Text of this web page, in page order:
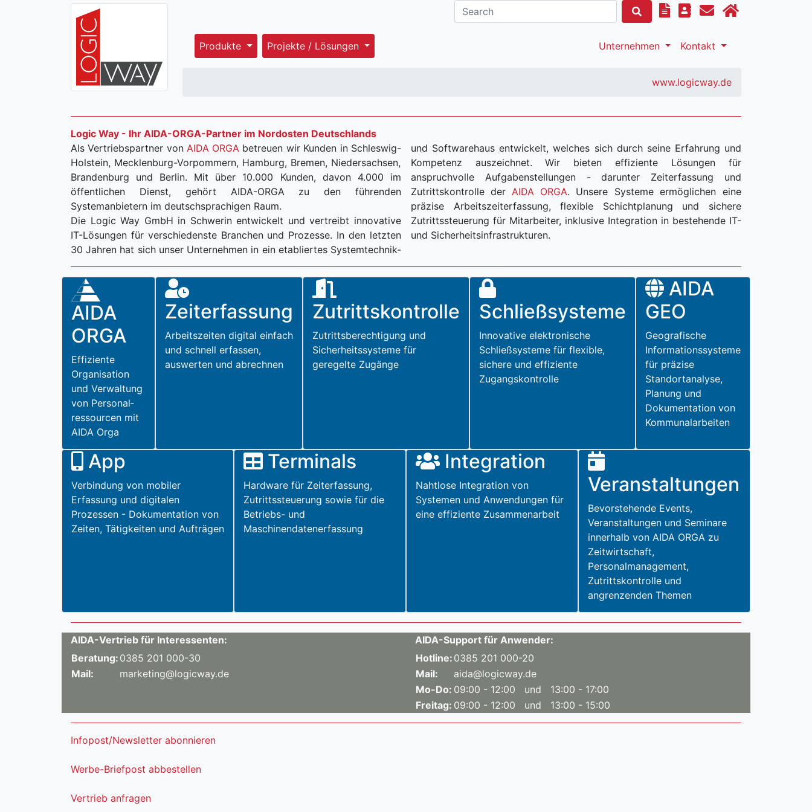
Produkte Projekte / Lösungen Unternehmen Kontakt
www.logicway.de
Logic Way - Ihr AIDA-ORGA-Partner im Nordosten Deutschlands
Als Vertriebspartner von AIDA ORGA betreuen wir Kunden in Schleswig-
Holstein, Mecklenburg-Vorpommern, Hamburg, Bremen, Niedersachsen,
Brandenburg und Berlin. Mit über 10.000 Kunden, davon 4.000 im
öffentlichen Dienst, gehört AIDA-ORGA zu den führenden
Systemanbietern im deutschsprachigen Raum.
Die Logic Way GmbH in Schwerin entwickelt und vertreibt innovative
IT-Lösungen für verschiedenste Branchen und Prozesse. In den letzten
30 Jahren hat sich unser Unternehmen in ein etabliertes Systemtechnik-
und Softwarehaus entwickelt, welches sich durch seine Erfahrung und
Kompetenz auszeichnet. Wir bieten effiziente Lösungen für
anspruchvolle Aufgabenstellungen - darunter Zeiterfassung und
Zutrittskontrolle der AIDA ORGA. Unsere Systeme ermöglichen eine
präzise Arbeitszeiterfassung, flexible Schichtplanung und sichere
Zutrittssteuerung für Mitarbeiter, inklusive Integration in bestehende IT-
und Sicherheitsinfrastrukturen.
AIDA
ORGA
Effiziente
Organisation
und Verwaltung
von Personal­
ressourcen mit
AIDA Orga
Zeiterfassung
Arbeitszeiten digital einfach
und schnell erfassen,
auswerten und abrechnen
Zutrittskontrolle
Zutrittsberechtigung und
Sicherheitssysteme für
geregelte Zugänge
Schließsysteme
Innovative elektronische
Schließsysteme für flexible,
sichere und effiziente
Zugangskontrolle
AIDA
GEO
Geografische
Informationssysteme
für präzise
Standortanalyse,
Planung und
Dokumentation von
Kommunalarbeiten
App
Verbindung von mobiler
Erfassung und digitalen
Prozessen - Dokumentation von
Zeiten, Tätigkeiten und Aufträgen
Terminals
Hardware für Zeiterfassung,
Zutrittssteuerung sowie für die
Betriebs- und
Maschinendatenerfassung
Integration
Nahtlose Integration von
Systemen und Anwendungen für
eine effiziente Zusammenarbeit
Veranstaltungen
Bevorstehende Events,
Veranstaltungen und Seminare
innerhalb von AIDA ORGA zu
Zeitwirtschaft,
Personalmanagement,
Zutrittskontrolle und
angrenzenden Themen
AIDA-Vertrieb für Interessenten:
Beratung: 0385 201 000-30
Mail:
marketing@logicway.de
AIDA-Support für Anwender:
Hotline: 0385 201 000-20
Mail:
aida@logicway.de
Mo-Do: 09:00 - 12:00 und 13:00 - 17:00
Freitag: 09:00 - 12:00 und 13:00 - 15:00
Infopost/Newsletter abonnieren
Werbe-Briefpost abbestellen
Vertrieb anfragen